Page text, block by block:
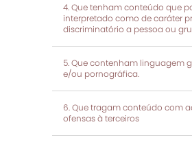
Que tenham conteúdo que
interpretado como de caráter
discriminatório a pessoa ou
Que contenham linguagem
e/ou pornográfica.
Que tragam conteúdo com
ofensas à terceiros